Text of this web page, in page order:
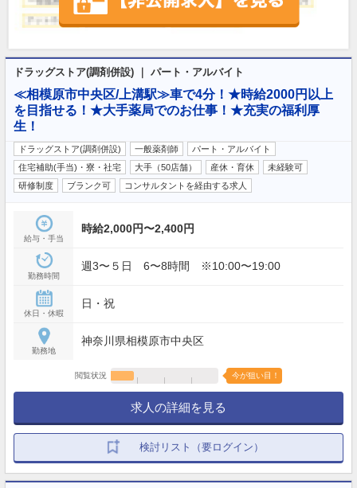
ドラッグストア(調剤併設) ｜ パート・アルバイト
≪相模原市中央区/上溝駅≫車で4分！★時給2000円以上
を目指せる！★大手薬局でのお仕事！★充実の福利厚
生！
ドラッグストア(調剤併設) 一般薬剤師
パート・アルバイト
住宅補助(手当)・寮・社宅
大手（50店舗） 産休・育休
未経験可
研修制度
ブランク可 コンサルタントを経由する求人
給与・手当
時給2,000円〜2,400円
勤務時間
週3〜５日 6〜8時間 ※10:00〜19:00
休日・休暇
日・祝
勤務地
神奈川県相模原市中央区
閲覧状況 今が狙い目！
求人の詳細を見る
検討リスト（要ログイン）